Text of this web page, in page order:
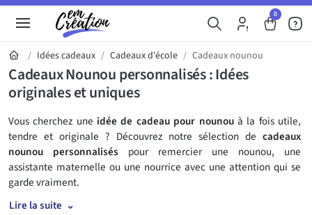
0
Idées cadeaux Cadeaux d'école Cadeaux nounou
Cadeaux Nounou personnalisés : Idées
originales et uniques
Vous cherchez une idée de cadeau pour nounouà la fois utile,
tendre et originale ? Découvrez notre sélection de cadeaux
nounou personnalisés pour remercier une nounou, une
assistante maternelle ou une nourrice avec une attention qui se
garde vraiment.
Lire la suite